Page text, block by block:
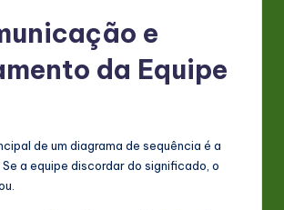
e
da Equipe
de um diagrama de sequência é a
a equipe discordar do significado, o